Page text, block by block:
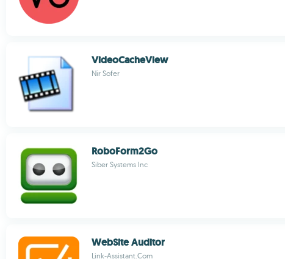
VideoCacheView
Nir Sofer
RoboForm2Go
Siber Systems Inc
WebSite Auditor
Link-Assistant.Com